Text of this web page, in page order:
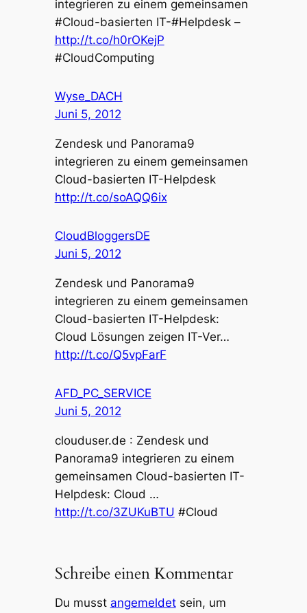
integrieren zu einem gemeinsamen
#Cloud-basierten IT-#Helpdesk –
http://t.co/h0rOKejP
#CloudComputing
Wyse_DACH
Juni 5, 2012
Zendesk und Panorama9
integrieren zu einem gemeinsamen
Cloud-basierten IT-Helpdesk
http://t.co/soAQQ6ix
CloudBloggersDE
Juni 5, 2012
Zendesk und Panorama9
integrieren zu einem gemeinsamen
Cloud-basierten IT-Helpdesk:
Cloud Lösungen zeigen IT-Ver…
http://t.co/Q5vpFarF
AFD_PC_SERVICE
Juni 5, 2012
clouduser.de : Zendesk und
Panorama9 integrieren zu einem
gemeinsamen Cloud-basierten IT-
Helpdesk: Cloud …
http://t.co/3ZUKuBTU #Cloud
Schreibe einen Kommentar
Du musst angemeldetsein, um